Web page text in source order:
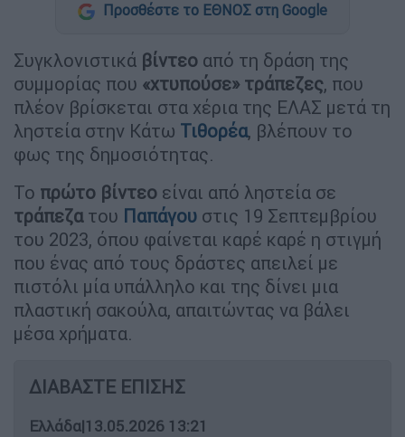
Προσθέστε το ΕΘΝΟΣ στη Google
Συγκλονιστικά βίντεο από τη δράση της
συμμορίας που «χτυπούσε» τράπεζες, που
πλέον βρίσκεται στα χέρια της ΕΛΑΣ μετά τη
ληστεία στην Κάτω Τιθορέα, βλέπουν το
φως της δημοσιότητας.
Το πρώτο βίντεο είναι από ληστεία σε
τράπεζατου Παπάγου στις 19 Σεπτεμβρίου
του 2023, όπου φαίνεται καρέ καρέ η στιγμή
που ένας από τους δράστες απειλεί με
πιστόλι μία υπάλληλο και της δίνει μια
πλαστική σακούλα, απαιτώντας να βάλει
μέσα χρήματα.
ΔΙΑΒΑΣΤΕ ΕΠΙΣΗΣ
Ελλάδα|13.05.2026 13:21